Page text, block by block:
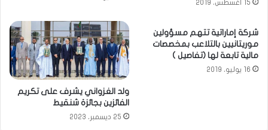
15 أغسطس، 2019
شركة إماراتية تتهم مسؤولين
موريتانيين بالتلاعب بمخصصات
مالية تابعة لها (تفاصيل )
16 يوليو، 2019
ولد الغزواني يشرف على تكريم
الفائزين بجائزة شنقيط
25 ديسمبر، 2023